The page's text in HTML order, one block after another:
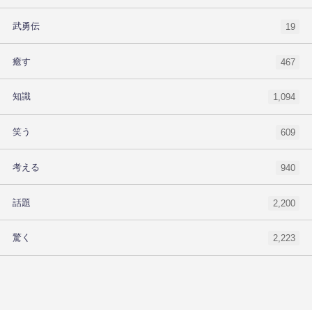
武勇伝 19
癒す 467
知識 1,094
笑う 609
考える 940
話題 2,200
驚く 2,223